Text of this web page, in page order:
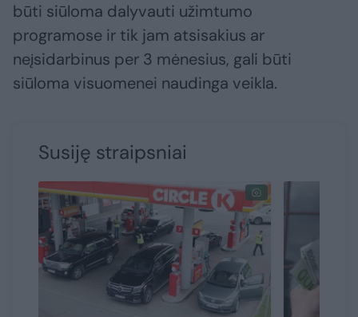
būti siūloma dalyvauti užimtumo
programose ir tik jam atsisakius ar
neįsidarbinus per 3 mėnesius, gali būti
siūloma visuomenei naudinga veikla.
Susiję straipsniai